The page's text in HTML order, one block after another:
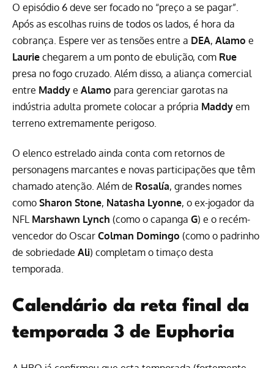
O episódio 6 deve ser focado no “preço a se pagar”.
Após as escolhas ruins de todos os lados, é hora da
cobrança. Espere ver as tensões entre a DEA, Alamo e
Laurie chegarem a um ponto de ebulição, com Rue
presa no fogo cruzado. Além disso, a aliança comercial
entre Maddy e Alamo para gerenciar garotas na
indústria adulta promete colocar a própria Maddy em
terreno extremamente perigoso.
O elenco estrelado ainda conta com retornos de
personagens marcantes e novas participações que têm
chamado atenção. Além de Rosalía, grandes nomes
como Sharon Stone, Natasha Lyonne, o ex-jogador da
NFL Marshawn Lynch (como o capanga G) e o recém-
vencedor do Oscar Colman Domingo (como o padrinho
de sobriedade Ali) completam o timaço desta
temporada.
Calendário da reta final da
temporada 3 de Euphoria